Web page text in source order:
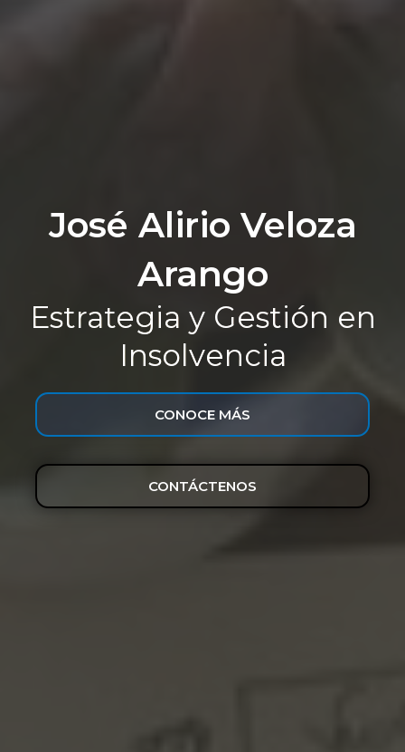
José Alirio Veloza
Arango
Estrategia y Gestión en
Insolvencia
CONOCE MÁS
CONTÁCTENOS